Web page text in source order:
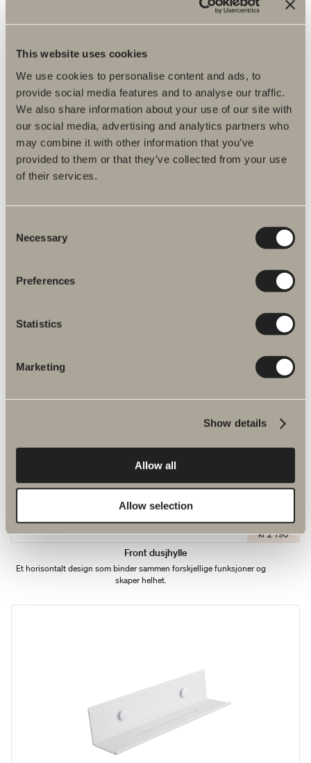
This website uses cookies
We use cookies to personalise content and ads, to
provide social media features and to analyse our traffic.
We also share information about your use of our site with
our social media, advertising and analytics partners who
may combine it with other information that you’ve
provided to them or that they’ve collected from your use
of their services.
Selection
Necessary
Preferences
Statistics
Marketing
Show details
Allow all
Allow selection
kr 1 050
kr 2 790
Front dusjhylle
Et horisontalt design som binder sammen forskjellige funksjoner og
skaper helhet.